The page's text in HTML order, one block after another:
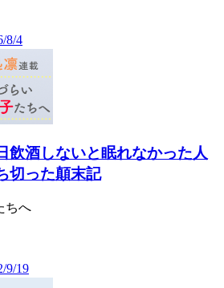
8/4
飲酒しないと眠れなかった人
切った顛末記
ちへ
9/19